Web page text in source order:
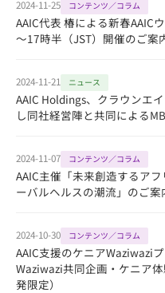
2024-11-25 コンテンツ／コラム
AAIC代表 椿による新春AAIC
～17時半（JST）開催のご案
2024-11-21 ニュース
AAIC Holdings、クラウンエ
し同社経営陣と共同による
2024-11-07 コンテンツ／コラム
AAIC主催「未来創造するア
ーバルヘルスの潮流」のご案
2024-10-30 コンテンツ／コラム
AAIC支援のケニアWaziwazi
Waziwazi共同企画・ケニア
発限定）